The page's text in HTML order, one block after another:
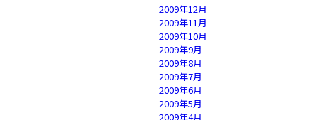
2009年12月
2009年11月
2009年10月
2009年9月
2009年8月
2009年7月
2009年6月
2009年5月
2009年4月